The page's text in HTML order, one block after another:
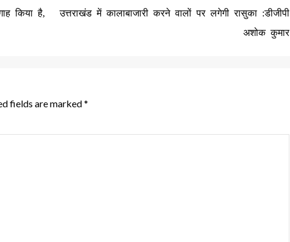
किया है,
उत्तराखंड में कालाबाजारी करने वालों पर लगेगी रासुका :डीजीपी
अशोक कुमार
fields are marked*